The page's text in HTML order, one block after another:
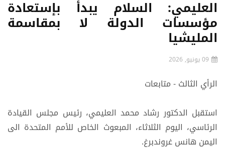
العليمي: السلام يبدأ بإستعادة
مؤسسات الدولة لا بمقاسمة
المليشيا
09 يونيو, 2026
الرأي الثالث - متابعات
استقبل الدكتور رشاد محمد العليمي، رئيس مجلس القيادة
الرئاسي، اليوم الثلاثاء، المبعوث الخاص للأمم المتحدة الى
اليمن هانس غروندبرغ.